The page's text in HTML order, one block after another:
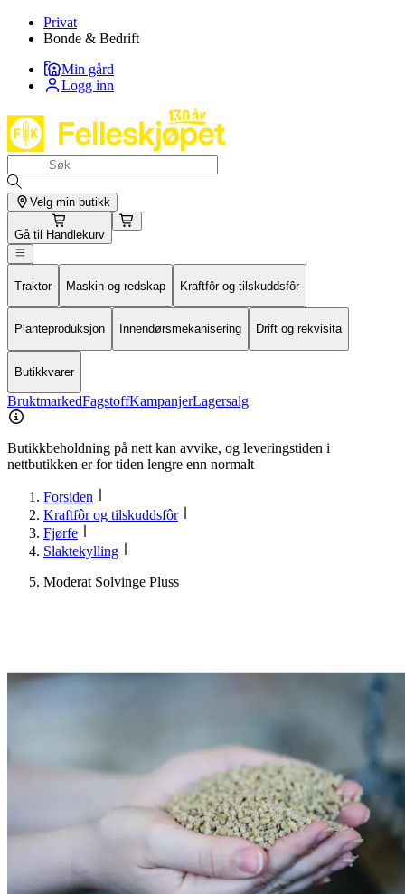
Privat
Bonde & Bedrift
Min gård
Logg inn
Velg min butikk
Gå til Handlekurv
Traktor Maskin og redskap Kraftfôr og tilskuddsfôr
Planteproduksjon Innendørsmekanisering Drift og rekvisita
Butikkvarer
BruktmarkedFagstoffKampanjerLagersalg
Butikkbeholdning på nett kan avvike, og leveringstiden i
nettbutikken er for tiden lengre enn normalt
Forsiden
Kraftfôr og tilskuddsfôr
Fjørfe
Slaktekylling
Moderat Solvinge Pluss